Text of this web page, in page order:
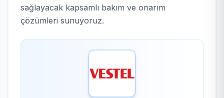
sağlayacak kapsamlı bakım ve onarım
çözümleri sunuyoruz.